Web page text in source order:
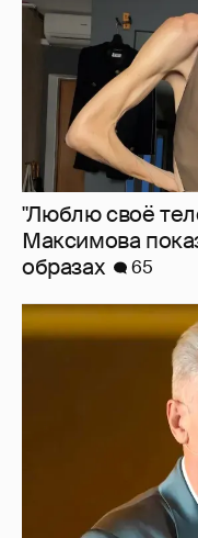
"Сломанные
призвал
театральные